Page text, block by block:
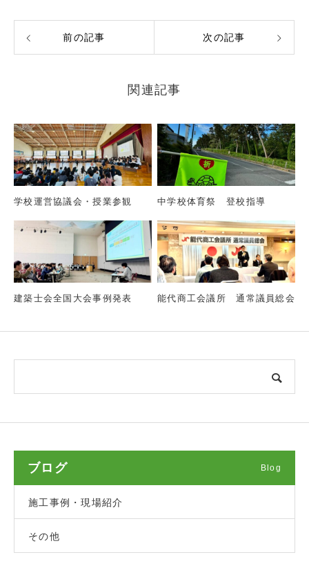
前の記事 次の記事
関連記事
学校運営協議会・授業参観 中学校体育祭 登校指導
建築士会全国大会事例発表 能代商工会議所 通常議員総会
ブログ Blog
施工事例・現場紹介
その他